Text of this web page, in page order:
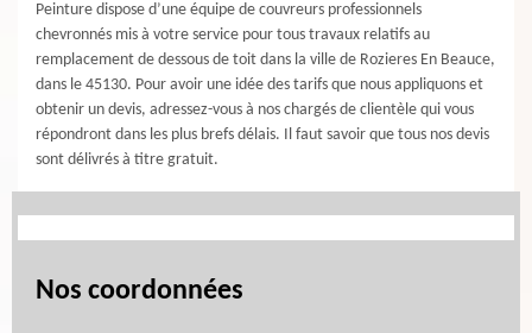
Peinture dispose d’une équipe de couvreurs professionnels
chevronnés mis à votre service pour tous travaux relatifs au
remplacement de dessous de toit dans la ville de Rozieres En Beauce,
dans le 45130. Pour avoir une idée des tarifs que nous appliquons et
obtenir un devis, adressez-vous à nos chargés de clientèle qui vous
répondront dans les plus brefs délais. Il faut savoir que tous nos devis
sont délivrés à titre gratuit.
Nos coordonnées